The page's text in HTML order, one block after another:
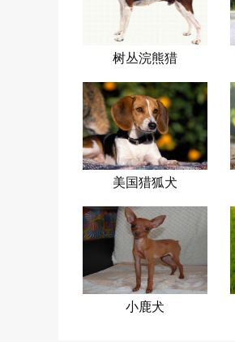
树丛浣熊猎
美国猎狐犬
小鹿犬